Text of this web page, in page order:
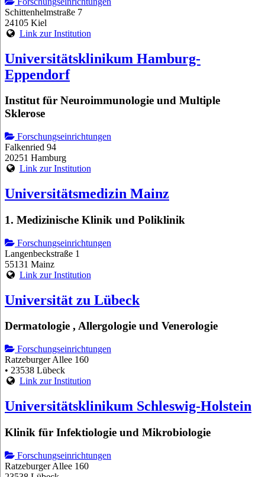
Schittenhelmstraße 7
24105 Kiel
Link zur Institution
Universitätsklinikum Hamburg-
Eppendorf
Institut für Neuroimmunologie und Multiple
Sklerose
Forschungseinrichtungen
Falkenried 94
20251 Hamburg
Link zur Institution
Universitätsmedizin Mainz
1. Medizinische Klinik und Poliklinik
Forschungseinrichtungen
Langenbeckstraße 1
55131 Mainz
Link zur Institution
Universität zu Lübeck
Dermatologie , Allergologie und Venerologie
Forschungseinrichtungen
Ratzeburger Allee 160
• 23538 Lübeck
Link zur Institution
Universitätsklinikum Schleswig-Holstein
Klinik für Infektiologie und Mikrobiologie
Forschungseinrichtungen
Ratzeburger Allee 160